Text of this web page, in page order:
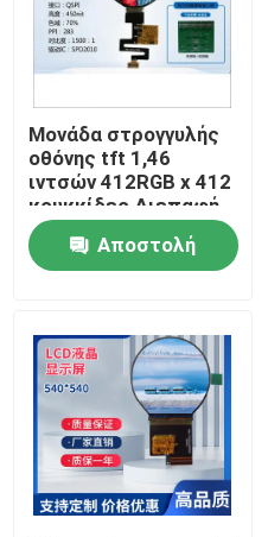
Μονάδα στρογγυλής
οθόνης tft 1,46
ιντσών 412RGB x 412
κουκκίδες Διεπαφή
QSPI που οδηγεί IC
SPD2010Αποστολή